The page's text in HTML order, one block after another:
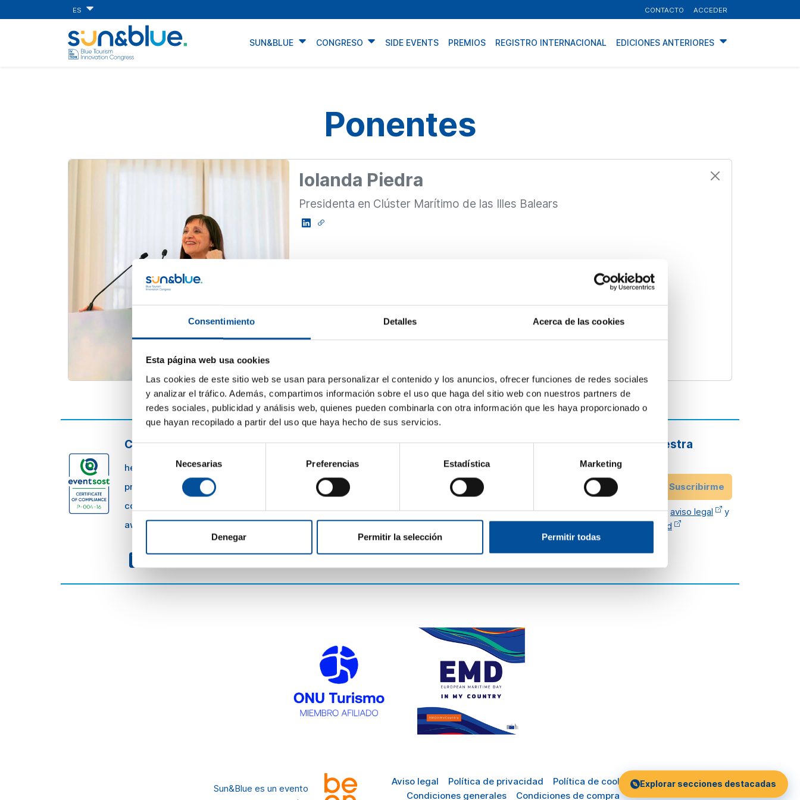
Consentimiento Detalles Acerca de las cookies
Esta página web usa cookies
Las cookies de este sitio web se usan para personalizar el contenido y los anuncios, ofrecer funciones de redes sociales
y analizar el tráfico. Además, compartimos información sobre el uso que haga del sitio web con nuestros partners de
redes sociales, publicidad y análisis web, quienes pueden combinarla con otra información que les haya proporcionado o
que hayan recopilado a partir del uso que haya hecho de sus servicios.
Selección
de
consentimiento
Necesarias Preferencias Estadística Marketing
Denegar Permitir la selección Permitir todas
ES CONTACTO ACCEDER
SUN&BLUE CONGRESO SIDE EVENTS PREMIOS REGISTRO INTERNACIONAL EDICIONES ANTERIORES
Ponentes
Iolanda Piedra
Presidenta en Clúster Marítimo de las Illes Balears
CONTACTO
hello@sunandbluecongress.com
press@sunandbluecongress.com
comercial@sunandbluecongress.com
awards@sunandbluecongress.com
Sun&Blue
El congreso
Turismo y
Actualidad
frecuentes
Información
Cómo llegar
Comité de Honor
Consejo Asesor
Suscríbete a nuestra
newsletter
Email
Suscribirme
He leído y acepto elaviso legal
y
política de privacidad
Sun&Blue es un evento
Aviso legal Política de privacidad
Política de cookies
Condiciones generales
Condiciones de compra
Explorar secciones destacadas